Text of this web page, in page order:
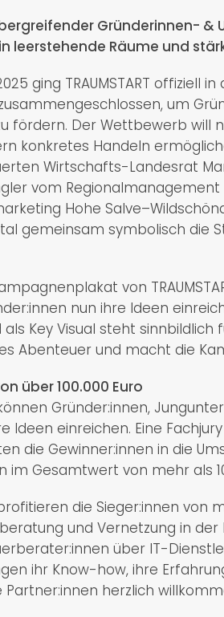
Gründerinnen- &
leerstehende Räume und
ging TRAUMSTART offiziell
um
fördern. Der Wettbewerb will
konkretes Handeln
Wirtschafts-Landesrat
vom Regionalmanagement
Hohe
gemeinsam symbolisch die
von
nun ihre Ideen
Key Visual steht
Abenteuer und macht die
über 100.000 Euro
Gründer:innen,
Ideen einreichen. Eine
die Gewinner:innen in die
im Gesamtwert von mehr als
die Sieger:innen von
und Vernetzung in der
über IT-
ihr Know-how, ihre
herzlich